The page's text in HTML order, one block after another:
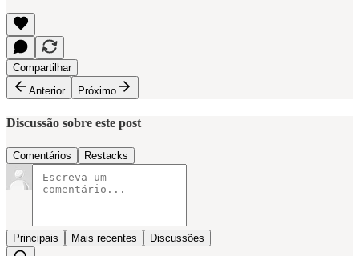
Compartilhar
Anterior
Próximo
Discussão sobre este post
Comentários Restacks
Principais Mais recentes Discussões